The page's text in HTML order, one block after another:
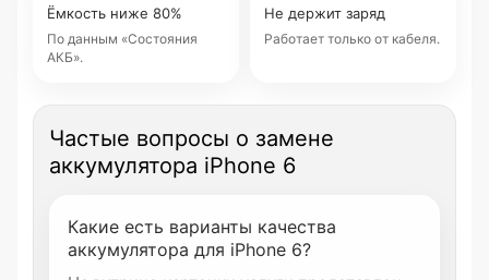
Ёмкость ниже 80%
По данным «Состояния
АКБ».
Не держит заряд
Работает только от кабеля.
Частые вопросы о замене
аккумулятора iPhone 6
Какие есть варианты качества
аккумулятора для iPhone 6?